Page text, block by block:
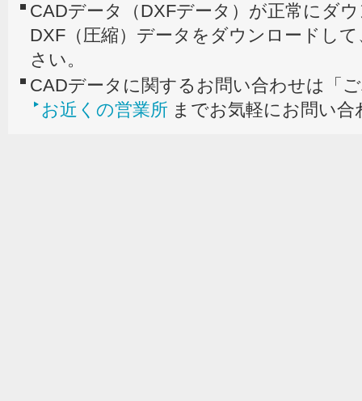
CADデータ（DXFデータ）が正常にダ
DXF（圧縮）データをダウンロードし
さい。
CADデータに関するお問い合わせは「
お近くの営業所 までお気軽にお問い